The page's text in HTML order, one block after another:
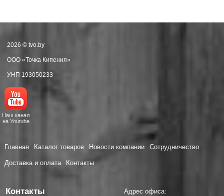
2026 © tvo.by
ООО «Точка Кипения»
УНП 193050233
Наш канал
на Youtube
Главная Каталог товаров Новости компании Сотрудничество
Доставка и оплата Контакты
Контакты
Адрес офиса: